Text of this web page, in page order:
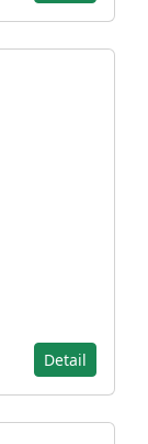
Detail